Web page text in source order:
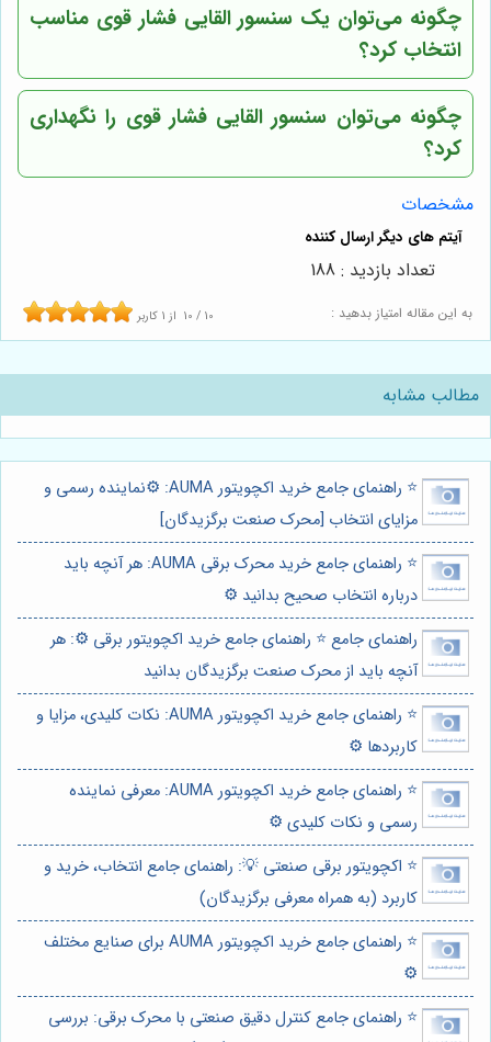
چگونه می‌توان یک سنسور القایی فشار قوی مناسب
انتخاب کرد؟
چگونه می‌توان سنسور القایی فشار قوی را نگهداری
کرد؟
مشخصات
به این مقاله امتیاز بدهید : 10 / 10 از 1 کاربر
تعداد بازدید : 188
مطالب مشابه
⭐️ راهنمای جامع خرید اکچویتور AUMA: ⚙️نماینده رسمی و
مزایای انتخاب [محرک صنعت برگزیدگان]
⭐️ راهنمای جامع خرید محرک برقی AUMA: هر آنچه باید
درباره انتخاب صحیح بدانید ⚙️
راهنمای جامع ⭐️ راهنمای جامع خرید اکچویتور برقی ⚙️: هر
آنچه باید از محرک صنعت برگزیدگان بدانید
⭐️ راهنمای جامع خرید اکچویتور AUMA: نکات کلیدی، مزایا و
کاربردها ⚙️
⭐️ راهنمای جامع خرید اکچویتور AUMA: معرفی نماینده
رسمی و نکات کلیدی ⚙️
⭐️ اکچویتور برقی صنعتی 💡: راهنمای جامع انتخاب، خرید و
کاربرد (به همراه معرفی برگزیدگان)
⭐️ راهنمای جامع خرید اکچویتور AUMA برای صنایع مختلف
⚙️
⭐️ راهنمای جامع کنترل دقیق صنعتی با محرک برقی: بررسی